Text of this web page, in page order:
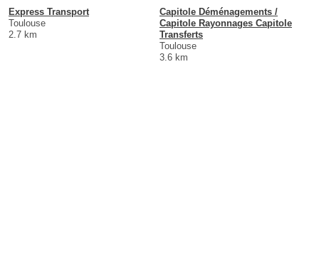
Express Transport
Toulouse
2.7 km
Capitole Déménagements /
Capitole Rayonnages Capitole
Transferts
Toulouse
3.6 km